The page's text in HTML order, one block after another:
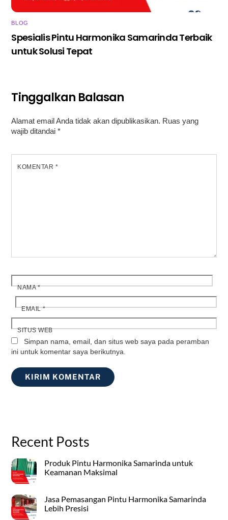
BLOG
Spesialis Pintu Harmonika Samarinda Terbaik
untuk Solusi Tepat
Tinggalkan Balasan
Alamat email Anda tidak akan dipublikasikan. Ruas yang
wajib ditandai*
KOMENTAR *
NAMA*
EMAIL*
SITUS WEB
Simpan nama, email, dan situs web saya pada peramban
ini untuk komentar saya berikutnya.
Recent Posts
Produk Pintu Harmonika Samarinda untuk
Keamanan Maksimal
Jasa Pemasangan Pintu Harmonika Samarinda
Lebih Presisi